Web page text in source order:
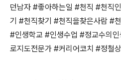
던남자 #좋아하는일 #천직 #천직
기 #천직찾기 #천직을찾은사람 #
#인생학교 #인생수업 #정교수의인
로지도전문가 #커리어코치 #정철상